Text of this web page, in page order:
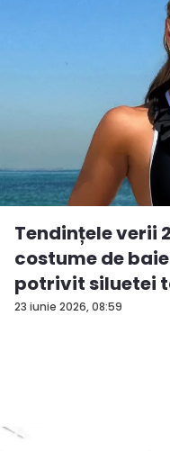
23 iunie 2026, 08:59
Tendințele verii
costume de
potrivit siluetei